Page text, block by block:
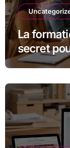
La
secret